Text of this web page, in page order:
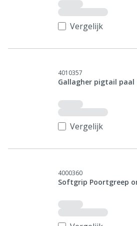
Vergelijk
4010357
Gallagher pigtail paal
Vergelijk
4000360
Softgrip Poortgreep